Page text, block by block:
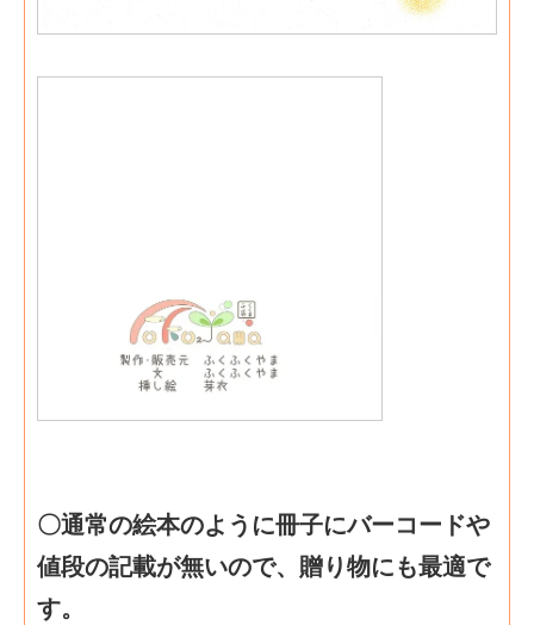
〇通常の絵本のように冊子にバーコードや
値段の記載が無いので、贈り物にも最適で
す。